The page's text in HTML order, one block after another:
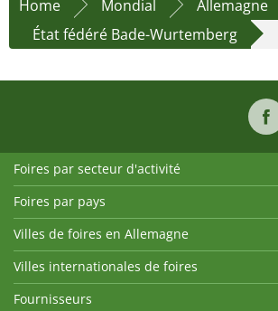
Home
Mondial
Allemagne
État fédéré Bade-Wurtemberg
Foires par secteur d'activité
Foires par pays
Villes de foires en Allemagne
Villes internationales de foires
Fournisseurs